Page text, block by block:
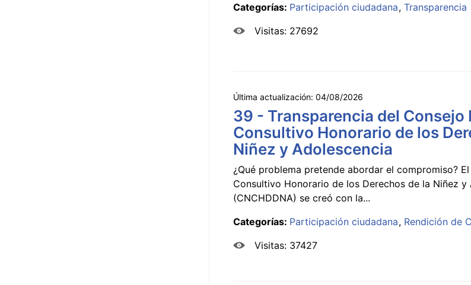
Categorías: Participación ciudadana Transparencia
Visitas: 27692
Última actualización: 04/08/2026
39 - Transparencia del Consejo
Consultivo Honorario de los
Niñez y Adolescencia
¿Qué problema pretende abordar el compromiso?
Consultivo Honorario de los Derechos de la Niñez y
(CNCHDDNA) se creó con la...
Categorías: Participación ciudadana Rendición de
Visitas: 37427